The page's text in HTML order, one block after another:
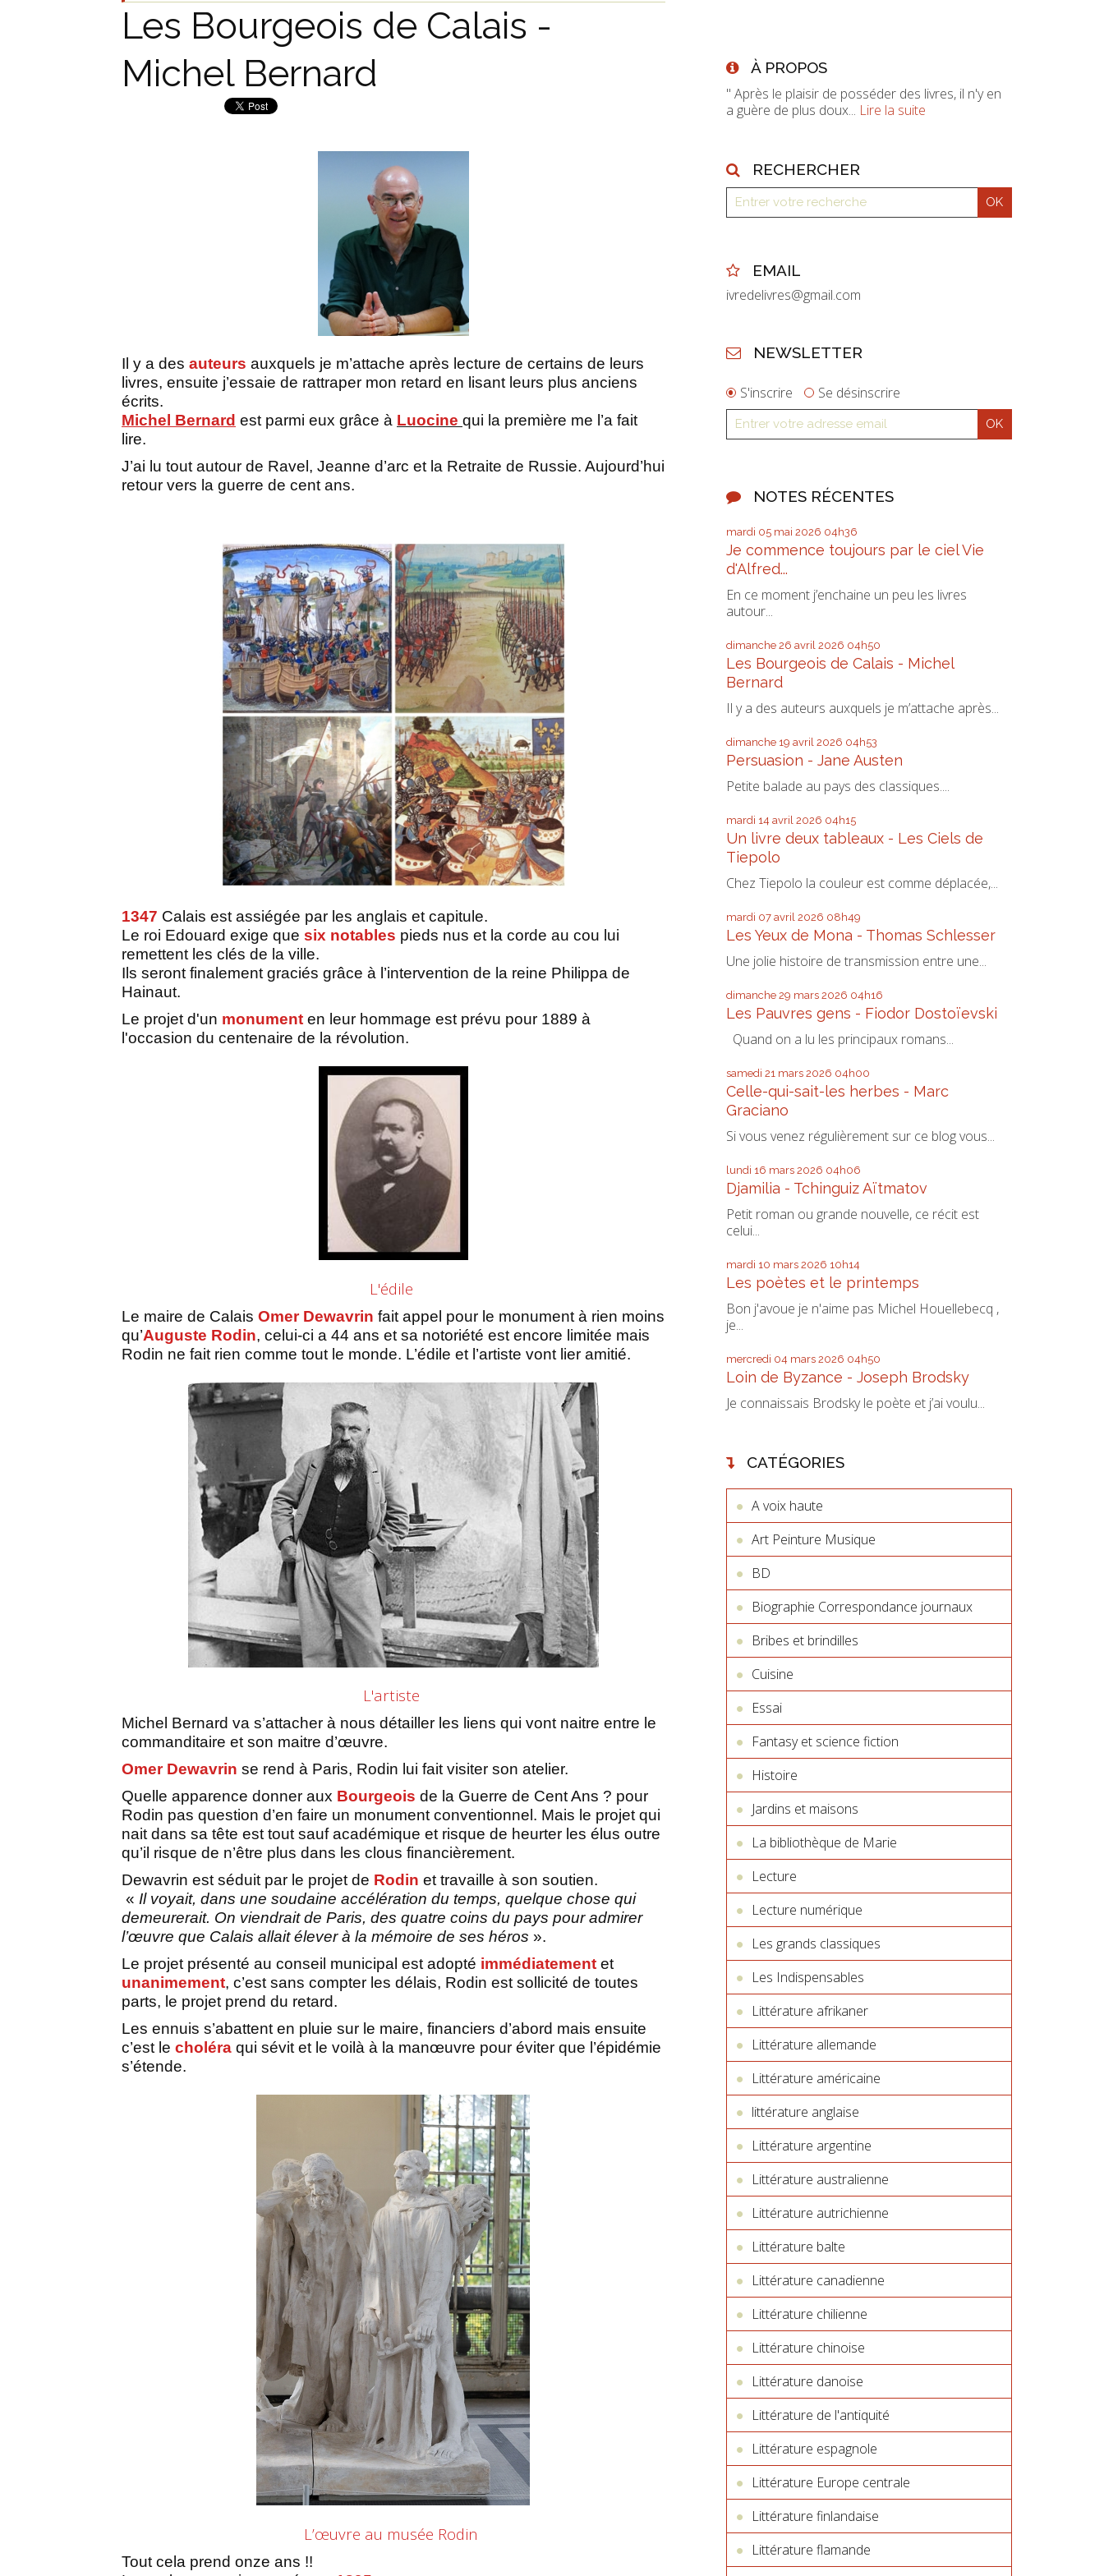
Les Bourgeois de Calais -
Michel Bernard
Il y a des auteurs auxquels je m’attache après lecture de certains de leurs
livres, ensuite j’essaie de rattraper mon retard en lisant leurs plus anciens
écrits.
Michel Bernard est parmi eux grâce à Luocine qui la première me l’a fait
lire.
J’ai lu tout autour de Ravel, Jeanne d’arc et la Retraite de Russie. Aujourd’hui
retour vers la guerre de cent ans.
1347 Calais est assiégée par les anglais et capitule.
Le roi Edouard exige que six notables pieds nus et la corde au cou lui
remettent les clés de la ville.
Ils seront finalement graciés grâce à l’intervention de la reine Philippa de
Hainaut.
Le projet d'un monument en leur hommage est prévu pour 1889 à
l'occasion du centenaire de la révolution.
L'édile
Le maire de Calais Omer Dewavrin fait appel pour le monument à rien moins
qu’Auguste Rodin, celui-ci a 44 ans et sa notoriété est encore limitée mais
Rodin ne fait rien comme tout le monde. L’édile et l’artiste vont lier amitié.
L'artiste
Michel Bernard va s’attacher à nous détailler les liens qui vont naitre entre le
commanditaire et son maitre d’œuvre.
Omer Dewavrin se rend à Paris, Rodin lui fait visiter son atelier.
Quelle apparence donner aux Bourgeois de la Guerre de Cent Ans ? pour
Rodin pas question d’en faire un monument conventionnel. Mais le projet qui
nait dans sa tête est tout sauf académique et risque de heurter les élus outre
qu’il risque de n’être plus dans les clous financièrement.
Dewavrin est séduit par le projet de Rodin et travaille à son soutien.
« Il voyait, dans une soudaine accélération du temps, quelque chose qui
demeurerait. On viendrait de Paris, des quatre coins du pays pour admirer
l’œuvre que Calais allait élever à la mémoire de ses héros ».
Le projet présenté au conseil municipal est adopté immédiatement et
unanimement, c’est sans compter les délais, Rodin est sollicité de toutes
parts, le projet prend du retard.
Les ennuis s’abattent en pluie sur le maire, financiers d’abord mais ensuite
c’est le choléra qui sévit et le voilà à la manœuvre pour éviter que l’épidémie
s’étende.
L’œuvre au musée Rodin
Tout cela prend onze ans !!
À PROPOS
" Après le plaisir de posséder des livres, il n'y en
a guère de plus doux... Lire la suite
RECHERCHER
EMAIL
ivredelivres@gmail.com
NEWSLETTER
S'inscrire Se désinscrire
NOTES RÉCENTES
mardi 05 mai 2026 04h36
Je commence toujours par le ciel Vie
d'Alfred...
En ce moment j’enchaine un peu les livres
autour...
dimanche 26 avril 2026 04h50
Les Bourgeois de Calais - Michel
Bernard
Il y a des auteurs auxquels je m’attache après...
dimanche 19 avril 2026 04h53
Persuasion - Jane Austen
Petite balade au pays des classiques....
mardi 14 avril 2026 04h15
Un livre deux tableaux - Les Ciels de
Tiepolo
Chez Tiepolo la couleur est comme déplacée,...
mardi 07 avril 2026 08h49
Les Yeux de Mona - Thomas Schlesser
Une jolie histoire de transmission entre une...
dimanche 29 mars 2026 04h16
Les Pauvres gens - Fiodor Dostoïevski
Quand on a lu les principaux romans...
samedi 21 mars 2026 04h00
Celle-qui-sait-les herbes - Marc
Graciano
Si vous venez régulièrement sur ce blog vous...
lundi 16 mars 2026 04h06
Djamilia - Tchinguiz Aïtmatov
Petit roman ou grande nouvelle, ce récit est
celui...
mardi 10 mars 2026 10h14
Les poètes et le printemps
Bon j'avoue je n'aime pas Michel Houellebecq ,
je...
mercredi 04 mars 2026 04h50
Loin de Byzance - Joseph Brodsky
Je connaissais Brodsky le poète et j’ai voulu...
CATÉGORIES
A voix haute
Art Peinture Musique
BD
Biographie Correspondance journaux
Bribes et brindilles
Cuisine
Essai
Fantasy et science fiction
Histoire
Jardins et maisons
La bibliothèque de Marie
Lecture
Lecture numérique
Les grands classiques
Les Indispensables
Littérature afrikaner
Littérature allemande
Littérature américaine
littérature anglaise
Littérature argentine
Littérature australienne
Littérature autrichienne
Littérature balte
Littérature canadienne
Littérature chilienne
Littérature chinoise
Littérature danoise
Littérature de l'antiquité
Littérature espagnole
Littérature Europe centrale
Littérature finlandaise
Littérature flamande